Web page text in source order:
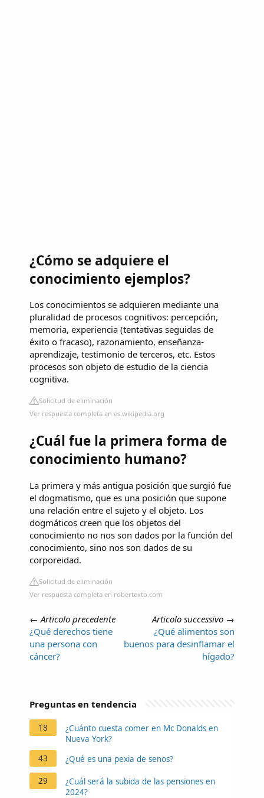
¿Cómo se adquiere el
conocimiento ejemplos?
Los conocimientos se adquieren mediante una
pluralidad de procesos cognitivos: percepción,
memoria, experiencia (tentativas seguidas de
éxito o fracaso), razonamiento, enseñanza-
aprendizaje, testimonio de terceros, etc. Estos
procesos son objeto de estudio de la ciencia
cognitiva.
Solicitud de eliminación
Ver respuesta completa en es.wikipedia.org
¿Cuál fue la primera forma de
conocimiento humano?
La primera y más antigua posición que surgió fue
el dogmatismo, que es una posición que supone
una relación entre el sujeto y el objeto. Los
dogmáticos creen que los objetos del
conocimiento no nos son dados por la función del
conocimiento, sino nos son dados de su
corporeidad.
Solicitud de eliminación
Ver respuesta completa en robertexto.com
← Articolo precedente
¿Qué derechos tiene
una persona con
cáncer?
Articolo successivo →
¿Qué alimentos son
buenos para desinflamar el
hígado?
Preguntas en tendencia
18
¿Cuánto cuesta comer en Mc Donalds en
Nueva York?
43
¿Qué es una pexia de senos?
29
¿Cuál será la subida de las pensiones en
2024?